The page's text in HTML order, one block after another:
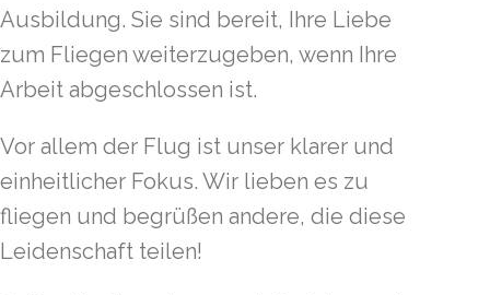
Ausbildung. Sie sind bereit, Ihre Liebe
zum Fliegen weiterzugeben, wenn Ihre
Arbeit abgeschlossen ist.
Vor allem der Flug ist unser klarer und
einheitlicher Fokus. Wir lieben es zu
fliegen und begrüßen andere, die diese
Leidenschaft teilen!